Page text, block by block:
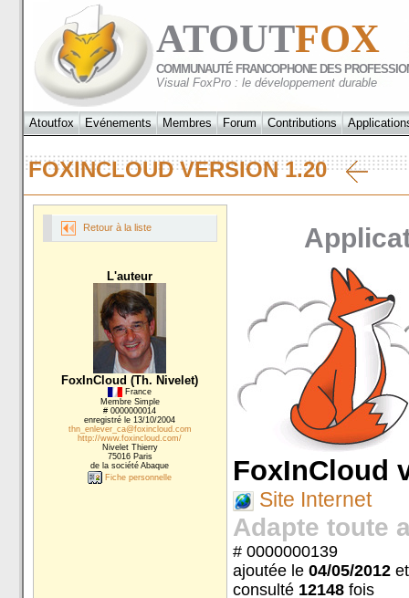
ATOUTFOX
COMMUNAUTÉ FRANCOPHONE DES
Visual FoxPro : le développement durable
Atoutfox Evénements Membres Forum Contributions
FOXINCLOUD VERSION 1.20
Retour à la liste
L'auteur
FoxInCloud (Th. Nivelet)
France
Membre Simple
# 0000000014
enregistré le 13/10/2004
thn_enlever_ca@foxincloud.com
http://www.foxincloud.com/
Nivelet Thierry
75016 Paris
de la société Abaque
Fiche personnelle
FoxInCloud
Site Internet
Adapte toute
# 0000000139
ajoutée le 04/05/2012et
consulté 12148fois